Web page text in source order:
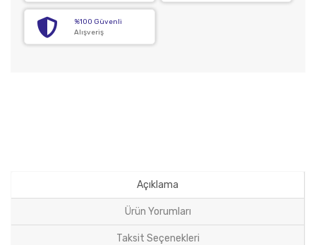
%100 Güvenli
Alışveriş
Açıklama
Ürün Yorumları
Taksit Seçenekleri